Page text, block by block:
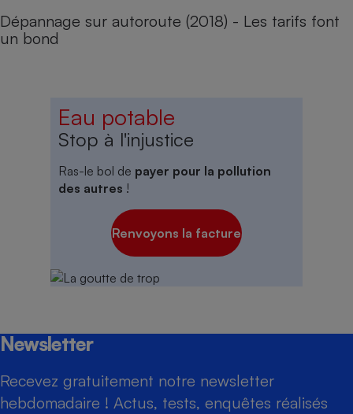
Dépannage sur autoroute (2018) - Les tarifs font
un bond
Eau potable
Stop à l'injustice
Ras-le bol de payer pour la pollution
des autres !
Renvoyons la facture
Newsletter
Recevez gratuitement notre newsletter
hebdomadaire ! Actus, tests, enquêtes réalisés